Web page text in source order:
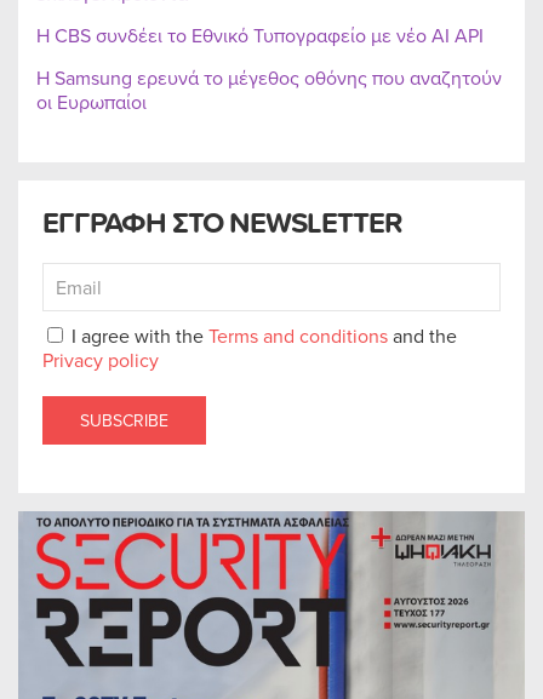
ΕΓΓΡΑΦΗ ΣΤΟ NEWSLETTER
I agree with theTerms and conditionsand the
Privacy policy
SUBSCRIBE
Η CBS συνδέει το Εθνικό Τυπογραφείο με νέο AI API
Η Samsung ερευνά το μέγεθος οθόνης που αναζητούν
οι Ευρωπαίοι